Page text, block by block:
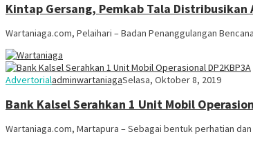
Kintap Gersang, Pemkab Tala Distribusikan
Wartaniaga.com, Pelaihari – Badan Penanggulangan
AdvertorialadminwartaniagaSelasa, Oktober 8, 2019
Bank Kalsel Serahkan 1 Unit Mobil
Wartaniaga.com, Martapura – Sebagai bentuk perhatian